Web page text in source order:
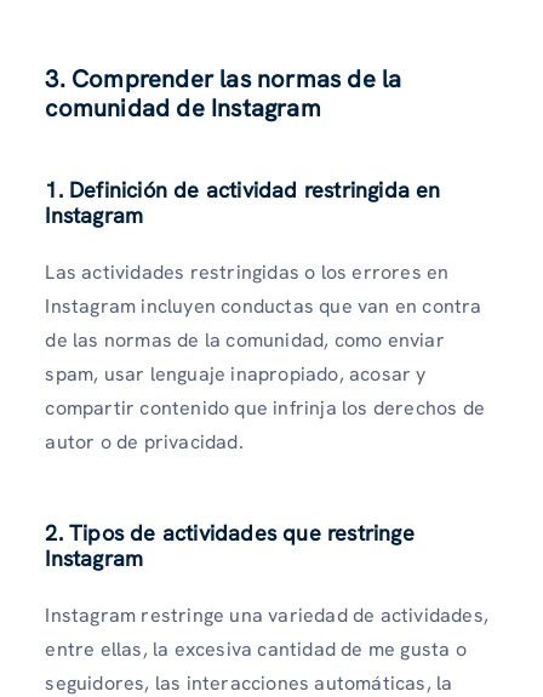
3. Comprender las normas de la
comunidad de Instagram
1. Definición de actividad restringida en
Instagram
Las actividades restringidas o los errores en
Instagram incluyen conductas que van en contra
de las normas de la comunidad, como enviar
spam, usar lenguaje inapropiado, acosar y
compartir contenido que infrinja los derechos de
autor o de privacidad.
2. Tipos de actividades que restringe
Instagram
Instagram restringe una variedad de actividades,
entre ellas, la excesiva cantidad de me gusta o
seguidores, las interacciones automáticas, la